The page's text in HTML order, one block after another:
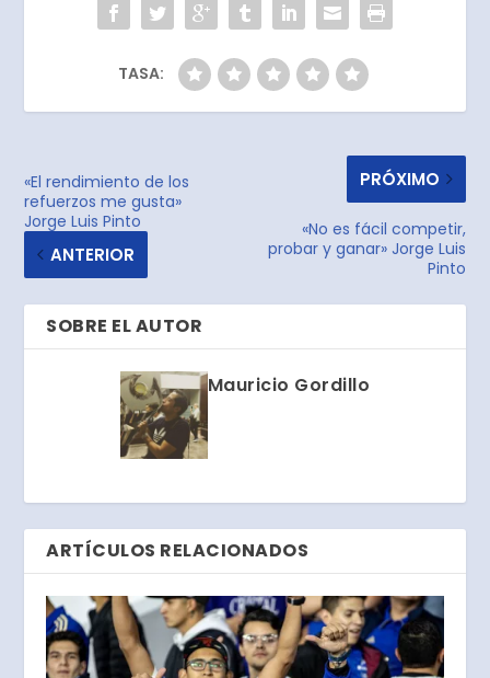
TASA:
«El rendimiento de los
refuerzos me gusta»
Jorge Luis Pinto
ANTERIOR
PRÓXIMO
«No es fácil competir,
probar y ganar» Jorge Luis
Pinto
SOBRE EL AUTOR
Mauricio Gordillo
ARTÍCULOS RELACIONADOS